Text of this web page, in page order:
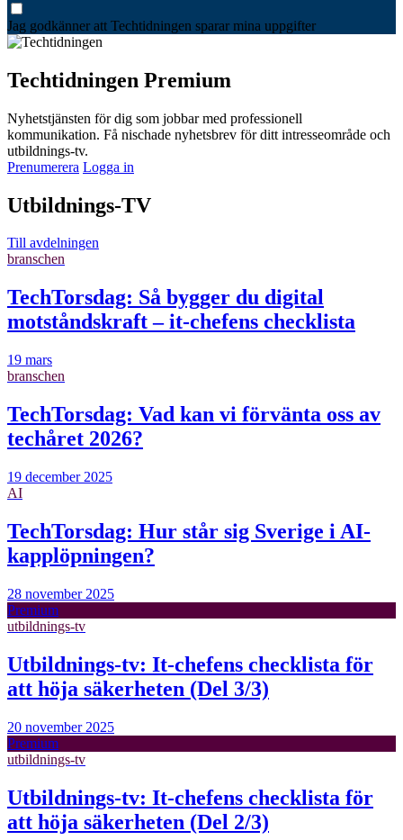
Jag godkänner att Techtidningen sparar mina uppgifter
Techtidningen Premium
Nyhetstjänsten för dig som jobbar med professionell
kommunikation. Få nischade nyhetsbrev för ditt intresseområde och
utbildnings-tv.
Prenumerera Logga in
Utbildnings-TV
Till avdelningen
branschen
TechTorsdag: Så bygger du digital
motståndskraft – it-chefens checklista
19 mars
branschen
TechTorsdag: Vad kan vi förvänta oss av
techåret 2026?
19 december 2025
AI
TechTorsdag: Hur står sig Sverige i AI-
kapplöpningen?
28 november 2025
Premium
utbildnings-tv
Utbildnings-tv: It-chefens checklista för
att höja säkerheten (Del 3/3)
20 november 2025
Premium
utbildnings-tv
Utbildnings-tv: It-chefens checklista för
att höja säkerheten (Del 2/3)